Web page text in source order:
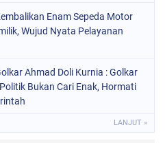
Enam Sepeda Motor
Wujud Nyata Pelayanan
Ahmad Doli Kurnia : Golkar
Bukan Cari Enak, Hormati
LANJUT »